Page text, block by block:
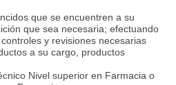
que se encuentren a su
que sea necesaria; efectuando
y revisiones necesarias
a su cargo, productos
Nivel superior en Farmacia o